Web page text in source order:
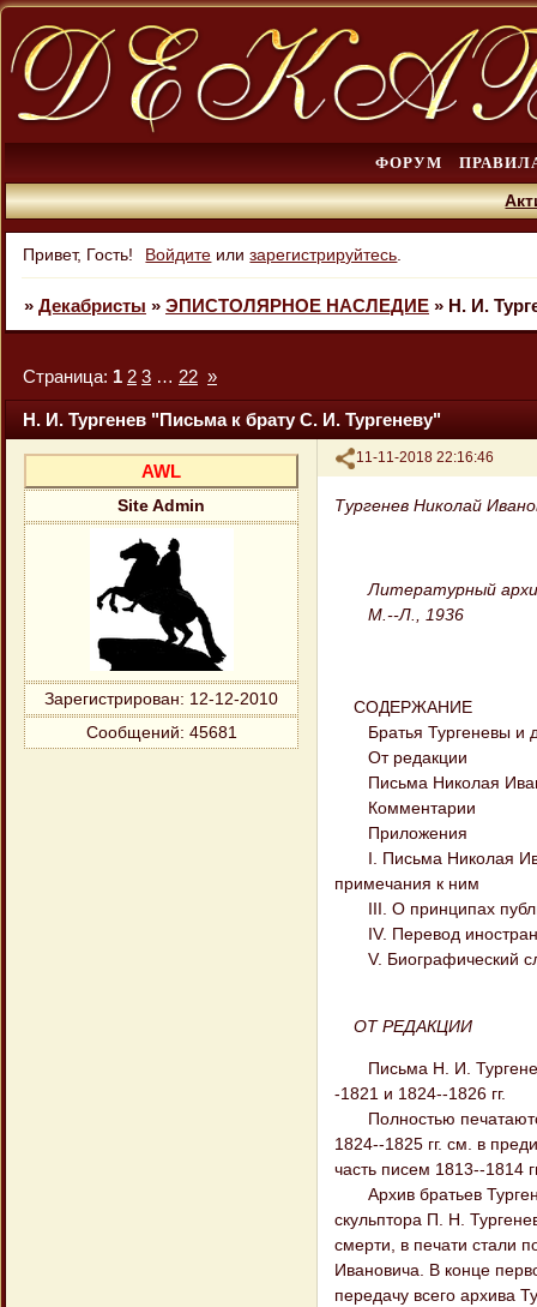
ФОРУМ
Привет, Гость! Войдите илизарегистрируйтесь
» Декабристы » ЭПИСТОЛЯРНОЕ НАСЛЕДИЕ » Н. И.
Н. И. Тургенев "Письма к брату С. И. Тургеневу"
Страница: 1 2 3 … 22 »
Поделиться
11-11-2018 22:16:46
AWL
Site Admin
Зарегистрирован: 12-12-2010
Сообщений: 45681
Тургенев Николай
Литературный
М.--Л., 1936
СОДЕРЖАНИЕ
Братья Тургеневы и
От редакции
Письма Николая
Комментарии
Приложения
I. Письма Николая
примечания к ним
III. О принципах
IV. Перевод
V. Биографический
ОТ РЕДАКЦИИ
Письма Н. И.
-1821 и 1824--1826 гг.
Полностью
1824--1825 гг. см. в
часть писем 1813--1814
Архив братьев
скульптора П. Н.
смерти, в печати стали
Ивановича. В конце
передачу всего архива